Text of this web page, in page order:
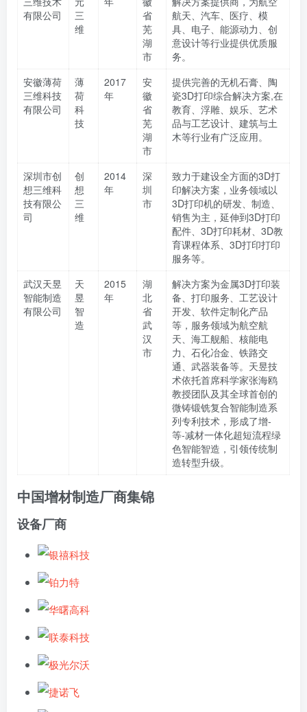
有限公司
三
维
省
芜
湖
市
航天、汽车、医疗、模
具、电子、能源动力、创
意设计等行业提供优质服
务。
安徽薄荷
三维科技
有限公司
薄
荷
科
技
2017
年
安
徽
省
芜
湖
市
提供完善的无机石膏、陶
瓷3D打印综合解决方案,在
教育、浮雕、娱乐、艺术
品与工艺设计、建筑与土
木等行业有广泛应用。
深圳市创
想三维科
技有限公
司
创
想
三
维
2014
年
深
圳
市
致力于建设全方面的3D打
印解决方案，业务领域以
3D打印机的研发、制造、
销售为主，延伸到3D打印
配件、3D打印耗材、3D教
育课程体系、3D打印打印
服务等。
武汉天昱
智能制造
有限公司
天
昱
智
造
2015
年
湖
北
省
武
汉
市
解决方案为金属3D打印装
备、打印服务、工艺设计
开发、软件定制化产品
等，服务领域为航空航
天、海工舰船、核能电
力、石化冶金、铁路交
通、武器装备等。天昱技
术依托首席科学家张海鸥
教授团队及其全球首创的
微铸锻铣复合智能制造系
列专利技术，形成了增-
等-减材一体化超短流程绿
色智能智造，引领传统制
造转型升级。
中国增材制造厂商集锦
设备厂商